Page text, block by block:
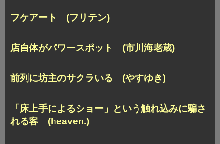
フケアート (フリテン)
店自体がパワースポット (市川海老蔵)
前列に坊主のサクラいる (やすゆき)
「床上手によるショー」という触れ込みに騙さ
れる客 (heaven.)